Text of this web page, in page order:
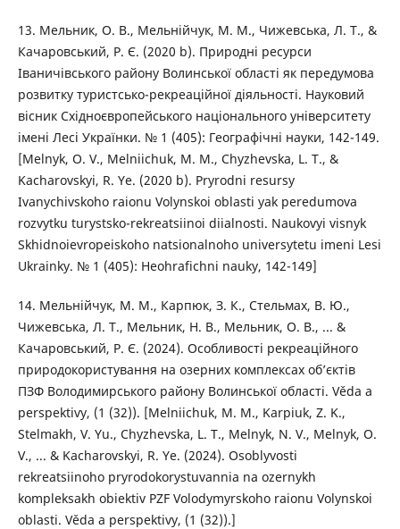
13. Мельник, О. В., Мельнійчук, М. М., Чижевська, Л. Т., &
Качаровський, Р. Є. (2020 b). Природні ресурси
Іваничівського району Волинської області як передумова
розвитку туристсько-рекреаційної діяльності. Науковий
вісник Східноєвропейського національного університету
імені Лесі Українки. № 1 (405): Географічні науки, 142-149.
[Melnyk, O. V., Melniichuk, M. M., Chyzhevska, L. T., &
Kacharovskyi, R. Ye. (2020 b). Pryrodni resursy
Ivanychivskoho raionu Volynskoi oblasti yak peredumova
rozvytku turystsko-rekreatsiinoi diialnosti. Naukovyi visnyk
Skhidnoievropeiskoho natsionalnoho universytetu imeni Lesi
Ukrainky. № 1 (405): Heohrafichni nauky, 142-149]
14. Мельнійчук, М. М., Карпюк, З. К., Стельмах, В. Ю.,
Чижевська, Л. Т., Мельник, Н. В., Мельник, О. В., ... &
Качаровський, Р. Є. (2024). Особливості рекреаційного
природокористування на озерних комплексах об’єктів
ПЗФ Володимирського району Волинської області. Věda a
perspektivy, (1 (32)). [Melniichuk, M. M., Karpiuk, Z. K.,
Stelmakh, V. Yu., Chyzhevska, L. T., Melnyk, N. V., Melnyk, O.
V., ... & Kacharovskyi, R. Ye. (2024). Osoblyvosti
rekreatsiinoho pryrodokorystuvannia na ozernykh
kompleksakh obiektiv PZF Volodymyrskoho raionu Volynskoi
oblasti. Věda a perspektivy, (1 (32)).]